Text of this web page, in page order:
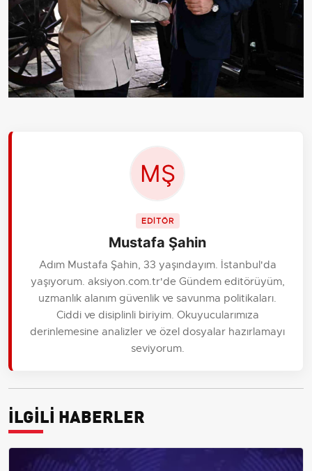
EDİTÖR
Mustafa Şahin
Adım Mustafa Şahin, 33 yaşındayım. İstanbul'da
yaşıyorum. aksiyon.com.tr'de Gündem editörüyüm,
uzmanlık alanım güvenlik ve savunma politikaları.
Ciddi ve disiplinli biriyim. Okuyucularımıza
derinlemesine analizler ve özel dosyalar hazırlamayı
seviyorum.
İLGİLİ HABERLER